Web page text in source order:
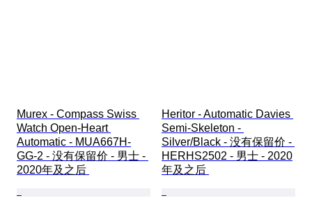
Murex - Compass Swiss
Watch Open-Heart
Automatic - MUA667H-
GG-2 - 没有保留价 - 男士 -
2020年及之后
Heritor - Automatic Davies
Semi-Skeleton -
Silver/Black - 没有保留价 -
HERHS2502 - 男士 - 2020
年及之后